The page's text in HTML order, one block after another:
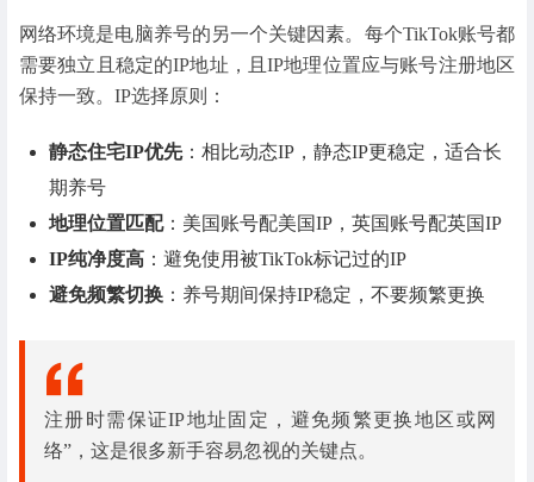
网络环境是电脑养号的另一个关键因素。每个TikTok账号都
需要独立且稳定的IP地址，且IP地理位置应与账号注册地区
保持一致。IP选择原则：
静态住宅IP优先：相比动态IP，静态IP更稳定，适合长
期养号
地理位置匹配：美国账号配美国IP，英国账号配英国IP
IP纯净度高 ：避免使用被TikTok标记过的IP
避免频繁切换 ：养号期间保持IP稳定，不要频繁更换
注册时需保证IP地址固定，避免频繁更换地区或网
络”，这是很多新手容易忽视的关键点。